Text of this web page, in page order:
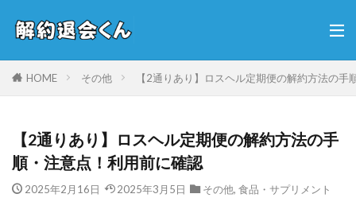
HOME その他 【2通りあり】ロスヘル定期便の解約方法の手
【2通りあり】ロスヘル定期便の解約方法の手
順・注意点！利用前に確認
2025年2月16日 2025年3月5日 その他, 食品・サプリメント